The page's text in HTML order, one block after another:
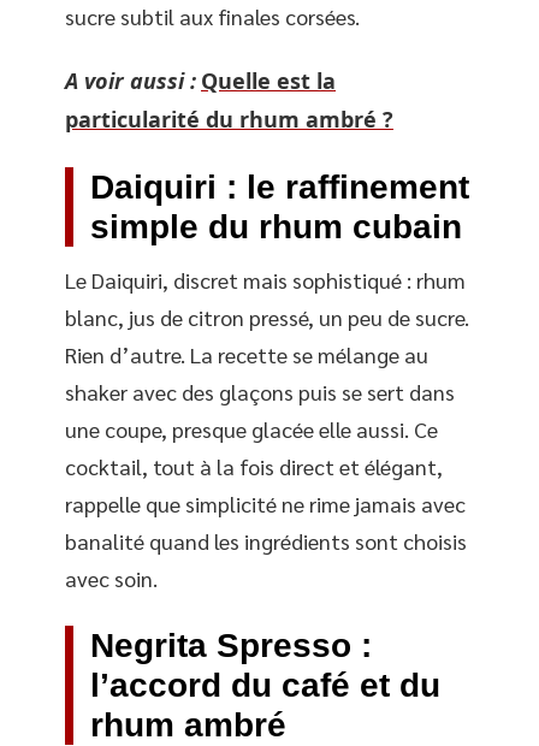
sucre subtil aux finales corsées.
A voir aussi : Quelle est la
particularité du rhum ambré ?
Daiquiri : le raffinement
simple du rhum cubain
Le Daiquiri, discret mais sophistiqué : rhum
blanc, jus de citron pressé, un peu de sucre.
Rien d’autre. La recette se mélange au
shaker avec des glaçons puis se sert dans
une coupe, presque glacée elle aussi. Ce
cocktail, tout à la fois direct et élégant,
rappelle que simplicité ne rime jamais avec
banalité quand les ingrédients sont choisis
avec soin.
Negrita Spresso :
l’accord du café et du
rhum ambré